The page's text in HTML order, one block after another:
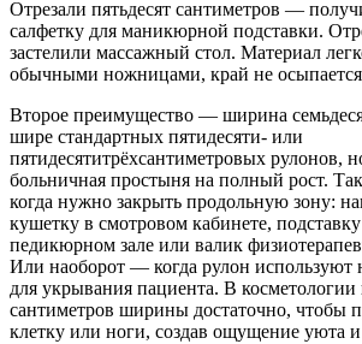
Отрезали пятьдесят сантиметров —
салфетку для маникюрной подставки.
застелили массажный стол. Материал
обычными ножницами, край не осыпается
Второе преимущество — ширина
шире стандартных пятидесяти- или
пятидесятитрёхсантиметровых рулонов,
больничная простыня на полный рост.
когда нужно закрыть продольную зону:
кушетку в смотровом кабинете,
педикюрном зале или валик
Или наоборот — когда рулон используют
для укрывания пациента. В косметологии
сантиметров ширины достаточно, чтобы
клетку или ноги, создав ощущение уюта